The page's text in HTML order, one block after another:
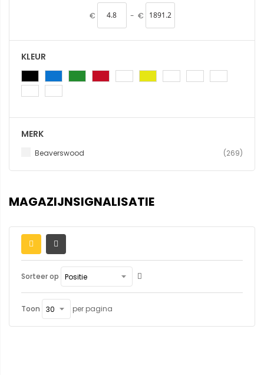
MAGAZIJNSIGNALISATIE
Sorteer op
Toon per pagina
€ - €
KLEUR
MERK
Beaverswood 269